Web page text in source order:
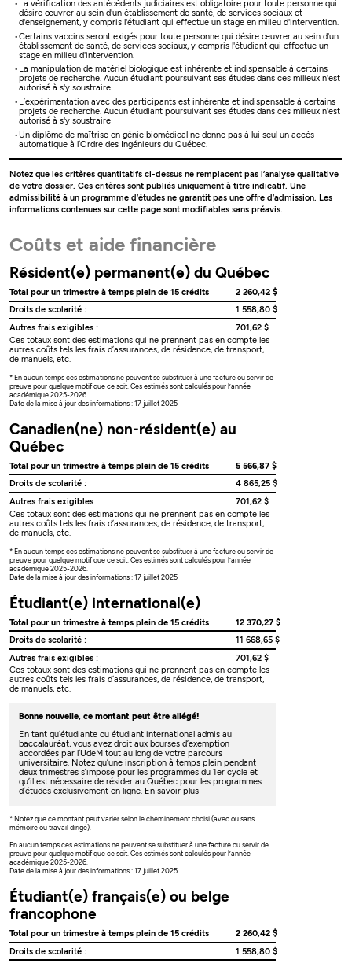
La vérification des antécédents judiciaires est obligatoire pour toute personne qui
désire œuvrer au sein d'un établissement de santé, de services sociaux et
d'enseignement, y compris l'étudiant qui effectue un stage en milieu d'intervention.
Certains vaccins seront exigés pour toute personne qui désire œuvrer au sein d'un
établissement de santé, de services sociaux, y compris l'étudiant qui effectue un
stage en milieu d'intervention.
La manipulation de matériel biologique est inhérente et indispensable à certains
projets de recherche. Aucun étudiant poursuivant ses études dans ces milieux n'est
autorisé à s'y soustraire.
L’expérimentation avec des participants est inhérente et indispensable à certains
projets de recherche. Aucun étudiant poursuivant ses études dans ces milieux n'est
autorisé à s'y soustraire
Un diplôme de maîtrise en génie biomédical ne donne pas à lui seul un accès
automatique à l’Ordre des Ingénieurs du Québec.
Notez que les critères quantitatifs ci-dessus ne remplacent pas l’analyse qualitative
de votre dossier. Ces critères sont publiés uniquement à titre indicatif. Une
admissibilité à un programme d’études ne garantit pas une offre d’admission. Les
informations contenues sur cette page sont modifiables sans préavis.
Coûts et aide financière
Résident(e) permanent(e) du Québec
Total pour un trimestre à temps plein de 15 crédits
2 260,42 $
Droits de scolarité :
1 558,80 $
Autres frais exigibles :
701,62 $
Ces totaux sont des estimations qui ne prennent pas en compte les
autres coûts tels les frais d’assurances, de résidence, de transport,
de manuels, etc.
* En aucun temps ces estimations ne peuvent se substituer à une facture ou servir de
preuve pour quelque motif que ce soit. Ces estimés sont calculés pour l’année
académique 2025-2026.
Date de la mise à jour des informations : 17 juillet 2025
Canadien(ne) non-résident(e) au
Québec
Total pour un trimestre à temps plein de 15 crédits
5 566,87 $
Droits de scolarité :
4 865,25 $
Autres frais exigibles :
701,62 $
Ces totaux sont des estimations qui ne prennent pas en compte les
autres coûts tels les frais d’assurances, de résidence, de transport,
de manuels, etc.
* En aucun temps ces estimations ne peuvent se substituer à une facture ou servir de
preuve pour quelque motif que ce soit. Ces estimés sont calculés pour l’année
académique 2025-2026.
Date de la mise à jour des informations : 17 juillet 2025
Étudiant(e) international(e)
Total pour un trimestre à temps plein de 15 crédits
12 370,27 $
Droits de scolarité :
11 668,65 $
Autres frais exigibles :
701,62 $
Ces totaux sont des estimations qui ne prennent pas en compte les
autres coûts tels les frais d’assurances, de résidence, de transport,
de manuels, etc.
Bonne nouvelle, ce montant peut être allégé!
En tant qu’étudiante ou étudiant international admis au
baccalauréat, vous avez droit aux bourses d’exemption
accordées par l’UdeM tout au long de votre parcours
universitaire. Notez qu’une inscription à temps plein pendant
deux trimestres s’impose pour les programmes du 1er cycle et
qu’il est nécessaire de résider au Québec pour les programmes
d’études exclusivement en ligne. En savoir plus
* Notez que ce montant peut varier selon le cheminement choisi (avec ou sans
mémoire ou travail dirigé).
En aucun temps ces estimations ne peuvent se substituer à une facture ou servir de
preuve pour quelque motif que ce soit. Ces estimés sont calculés pour l’année
académique 2025-2026.
Date de la mise à jour des informations : 17 juillet 2025
Étudiant(e) français(e) ou belge
francophone
Total pour un trimestre à temps plein de 15 crédits
2 260,42 $
Droits de scolarité :
1 558,80 $